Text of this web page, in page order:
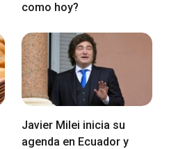
como hoy?
Javier Milei inicia su
agenda en Ecuador y